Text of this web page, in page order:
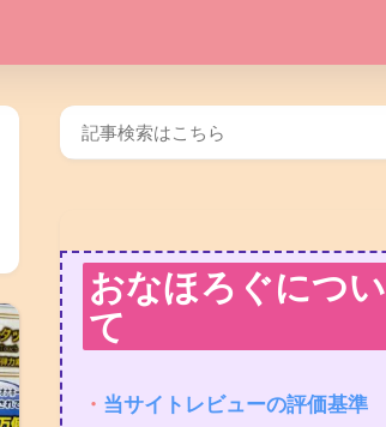
おなほろぐについ
て
・ 当サイトレビューの評価基準